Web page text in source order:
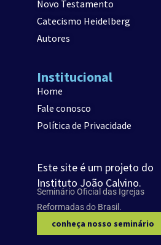
Novo Testamento
Catecismo Heidelberg
Autores
Institucional
Home
Fale conosco
Política de Privacidade
Este site é um projeto do
Instituto João Calvino.
Seminário Oficial das Igrejas
Reformadas do Brasil.
conheça nosso seminário